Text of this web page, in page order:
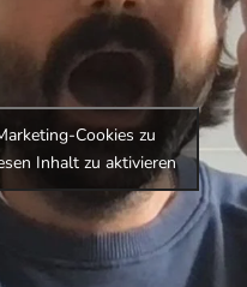
Cookies zu
Inhalt zu aktivieren